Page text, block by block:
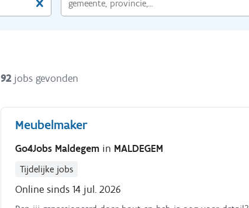
92 jobs gevonden
Meubelmaker
Go4Jobs Maldegem in MALDEGEM
Tijdelijke jobs
Online sinds 14 jul. 2026